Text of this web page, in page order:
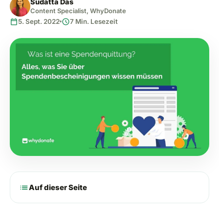
Content Specialist, WhyDonate
calendar_today5. Sept. 2022 schedule7 Min. Lesezeit
listAuf dieser Seite